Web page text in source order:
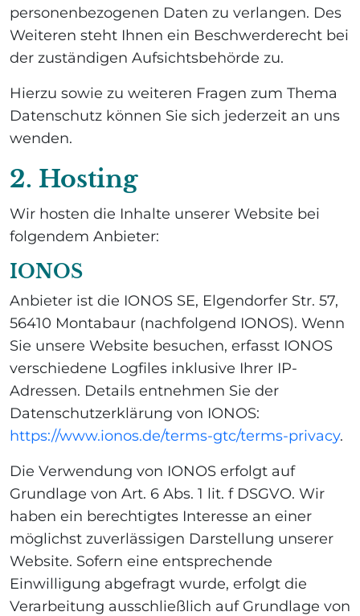
personenbezogenen Daten zu verlangen. Des
Weiteren steht Ihnen ein Beschwerderecht bei
der zuständigen Aufsichtsbehörde zu.
Hierzu sowie zu weiteren Fragen zum Thema
Datenschutz können Sie sich jederzeit an uns
wenden.
2. Hosting
Wir hosten die Inhalte unserer Website bei
folgendem Anbieter:
IONOS
Anbieter ist die IONOS SE, Elgendorfer Str. 57,
56410 Montabaur (nachfolgend IONOS). Wenn
Sie unsere Website besuchen, erfasst IONOS
verschiedene Logfiles inklusive Ihrer IP-
Adressen. Details entnehmen Sie der
Datenschutzerklärung von IONOS:
https://www.ionos.de/terms-gtc/terms-privacy.
Die Verwendung von IONOS erfolgt auf
Grundlage von Art. 6 Abs. 1 lit. f DSGVO. Wir
haben ein berechtigtes Interesse an einer
möglichst zuverlässigen Darstellung unserer
Website. Sofern eine entsprechende
Einwilligung abgefragt wurde, erfolgt die
Verarbeitung ausschließlich auf Grundlage von